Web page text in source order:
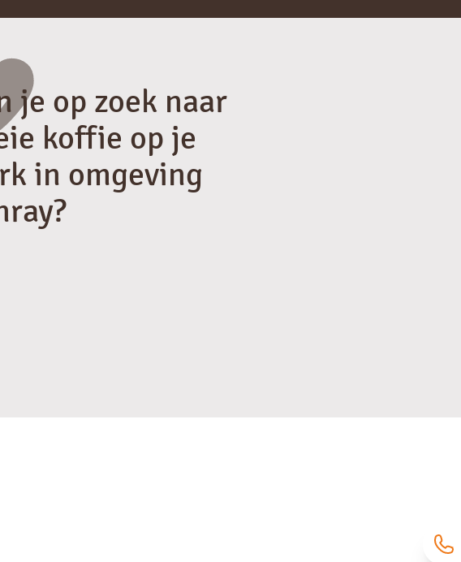
je op zoek naar
koffie op je
in omgeving